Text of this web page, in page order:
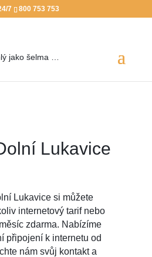
7 800 753 753
jako šelma …
Lukavice
Lukavice si můžete
internetový tarif nebo
zdarma. Nabízíme
připojení k internetu od
nám svůj kontakt a